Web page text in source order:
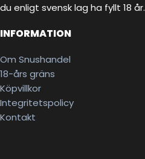
du enligt svensk lag ha fyllt 18 år.
INFORMATION
Om Snushandel
18-års gräns
Köpvillkor
Integritetspolicy
Kontakt